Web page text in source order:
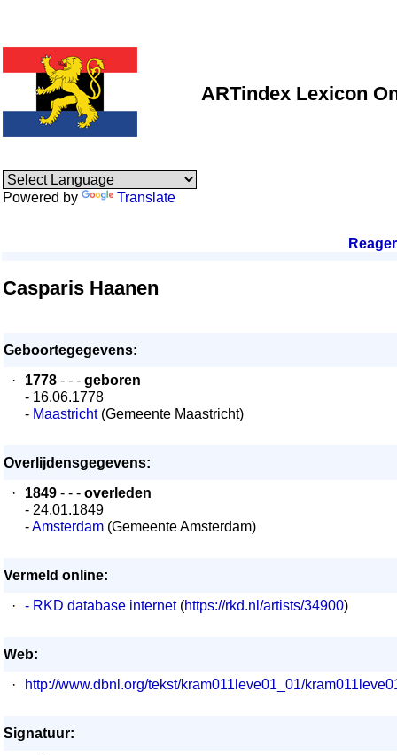
ARTindex Lexicon
Powered by Translate
Casparis Haanen
Geboortegegevens:
·
1778 - - - geboren
- 16.06.1778
- Maastricht(Gemeente Maastricht)
Overlijdensgegevens:
·
1849 - - - overleden
- 24.01.1849
-Amsterdam (Gemeente Amsterdam)
Vermeld online:
·
- RKD database internet(https://rkd.nl/artists/34900)
Web:
·
http://www.dbnl.org/tekst/kram011leve01_01/
Signatuur: